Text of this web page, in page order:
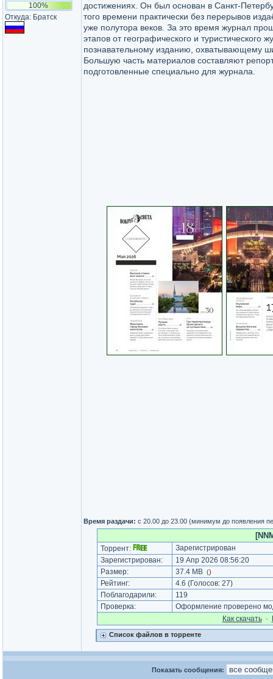
100%
Откуда: Братск
достижениях. Он был основан в Санкт-
того времени практически без перерывов
уже полутора веков. За это время журнал
этапов от географического и туристического
познавательному изданию, охватывающему
Большую часть материалов составляют
подготовленные специально для журнала.
Время раздачи: с 20.00 до 23.00 (минимум до появления
Торрент:
Зарегистрирован
Зарегистрирован:
19 Апр 2026 08:56:20
Размер:
37.4 MB ()
Рейтинг: 4.6 (Голосов: 27)
Поблагодарили:
119
Проверка:
Оформление проверено
Как cкачать·
Список файлов в торренте
Показать сообщения: